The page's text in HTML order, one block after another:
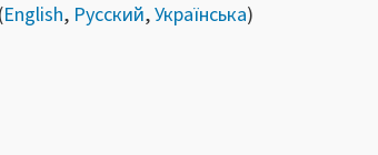
English, Русский,Українська)